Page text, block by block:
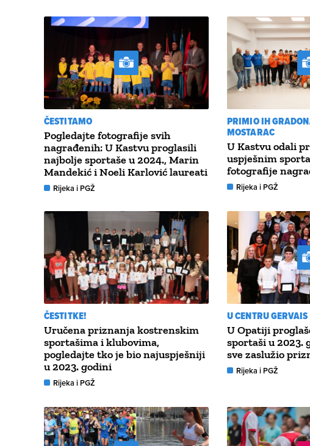
ČESTITAMO
Pogledajte fotografije svih
nagrađenih: U Kastvu proglasili
najbolje sportaše u 2024., Marin
Mandekić i Noeli Karlović laureati
Rijeka i PGŽ
PRIMIO IH
MOSTARAC
U Kastvu odali
uspješnim
fotografije
Rijeka i PGŽ
ČESTITKE!
Uručena priznanja kostrenskim
sportašima i klubovima,
pogledajte tko je bio najuspješniji
u 2023. godini
Rijeka i PGŽ
U CENTRU GERVAIS
U Opatiji
sportaši u 2023.
sve zaslužio
Rijeka i PGŽ